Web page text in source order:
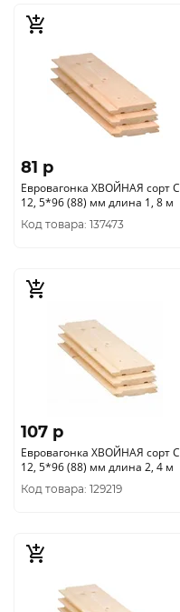
81 p
Евровагонка ХВОЙНАЯ сорт С
12, 5*96 (88) мм длина 1, 8 м
Код товара: 137473
107 p
Евровагонка ХВОЙНАЯ сорт С
12, 5*96 (88) мм длина 2, 4 м
Код товара: 129219